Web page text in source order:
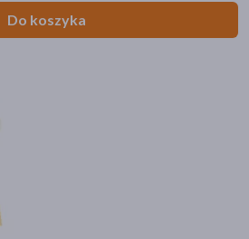
Do koszyka